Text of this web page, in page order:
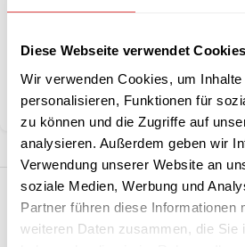
Diese Webseite verwendet Cookies
Wir verwenden Cookies, um
personalisieren, Funktionen für
zu können und die Zugriffe auf
analysieren. Außerdem geben wir
Verwendung unserer Website an
soziale Medien, Werbung und
Partner führen diese Informationen
weiteren Daten zusammen, die Sie
Kategorie: Steh- & Bistrotische
Marke:Gastro Uzal
Teilen: